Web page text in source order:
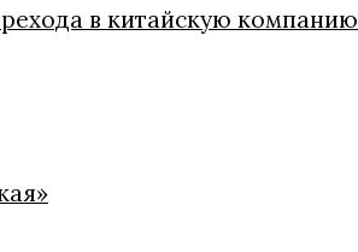
в китайскую компанию